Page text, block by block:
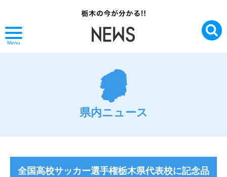
Menu
県内ニュース
全国高校サッカー選手権栃木県代表校に記念品